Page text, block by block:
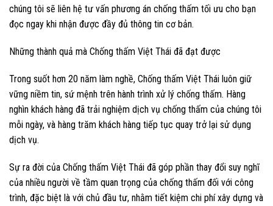
chúng tôi sẽ liên hệ tư vấn phương án chống thấm tối ưu cho bạn
đọc ngay khi nhận được đầy đủ thông tin cơ bản.
Những thành quả mà Chống thấm Việt Thái đã đạt được
Trong suốt hơn 20 năm làm nghề, Chống thấm Việt Thái luôn giữ
vững niềm tin, sứ mệnh trên hành trình xử lý chống thấm. Hàng
nghìn khách hàng đã trải nghiệm dịch vụ chống thấm của chúng tôi
mỗi ngày, và hàng trăm khách hàng tiếp tục quay trở lại sử dụng
dịch vụ.
Sự ra đời của Chống thấm Việt Thái đã góp phần thay đổi suy nghĩ
của nhiều người về tầm quan trọng của chống thấm đối với công
trình, đặc biệt là với chủ đầu tư, nhằm tiết kiệm chi phí xây dựng và